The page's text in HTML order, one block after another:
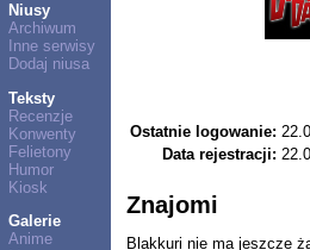
Niusy
Archiwum
Inne serwisy
Dodaj niusa
Teksty
Recenzje
Konwenty
Felietony
Humor
Kiosk
Galerie
Anime
Ostatnie logowanie:
Data rejestracji:
Znajomi
Blakkuri nie ma jeszcze